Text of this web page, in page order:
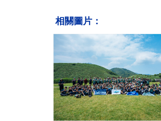
相關圖片：